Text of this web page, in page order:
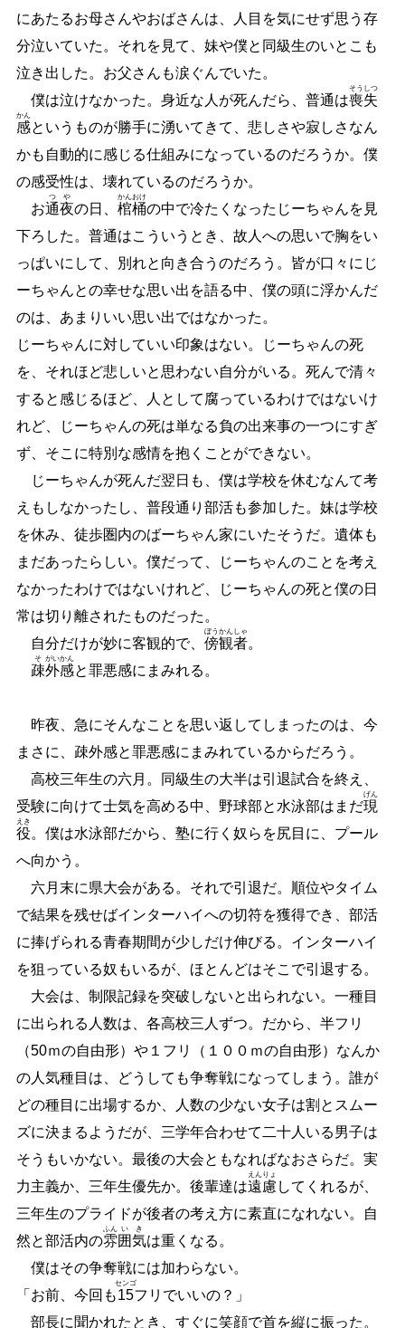
にあたるお母さんやおばさんは、人目を気にせず思う存
分泣いていた。それを見て、妹や僕と同級生のいとこも
泣き出した。お父さんも涙ぐんでいた。
僕は泣けなかった。身近な人が死んだら、普通は喪
そう
失
しつ
感
かん
というものが勝手に湧いてきて、悲しさや寂しさなん
かも自動的に感じる仕組みになっているのだろうか。僕
の感受性は、壊れているのだろうか。
お通夜
つや
の日、 棺
かん
桶
おけ
の中で冷たくなったじーちゃんを見
下ろした。普通はこういうとき、故人への思いで胸をい
っぱいにして、別れと向き合うのだろう。皆が口々にじ
ーちゃんとの幸せな思い出を語る中、僕の頭に浮かんだ
のは、あまりいい思い出ではなかった。
じーちゃんに対していい印象はない。じーちゃんの死
を、それほど悲しいと思わない自分がいる。死んで清々
すると感じるほど、人として腐っているわけではないけ
れど、じーちゃんの死は単なる負の出来事の一つにすぎ
ず、そこに特別な感情を抱くことができない。
じーちゃんが死んだ翌日も、僕は学校を休むなんて考
えもしなかったし、普段通り部活も参加した。妹は学校
を休み、徒歩圏内のばーちゃん家にいたそうだ。遺体も
まだあったらしい。僕だって、じーちゃんのことを考え
なかったわけではないけれど、じーちゃんの死と僕の日
常は切り離されたものだった。
自分だけが妙に客観的で、 傍
ぼう
観
かん
者
しゃ
。
疎
そ
外
がい
感
かん
と罪悪感にまみれる。
昨夜、急にそんなことを思い返してしまったのは、今
まさに、疎外感と罪悪感にまみれているからだろう。
高校三年生の六月。同級生の大半は引退試合を終え、
受験に向けて士気を高める中、野球部と水泳部はまだ現
げん
役
えき
。僕は水泳部だから、塾に行く奴らを尻目に、プール
へ向かう。
六月末に県大会がある。それで引退だ。順位やタイム
で結果を残せばインターハイへの切符を獲得でき、部活
に捧げられる青春期間が少しだけ伸びる。インターハイ
を狙っている奴もいるが、ほとんどはそこで引退する。
大会は、制限記録を突破しないと出られない。一種目
に出られる人数は、各高校三人ずつ。だから、半フリ
（50ｍの自由形）や１フリ（１００ｍの自由形）なんか
の人気種目は、どうしても争奪戦になってしまう。誰が
どの種目に出場するか、人数の少ない女子は割とスムー
ズに決まるようだが、三学年合わせて二十人いる男子は
そうもいかない。最後の大会ともなればなおさらだ。実
力主義か、三年生優先か。後輩達は遠
えん
慮
りょ
してくれるが、
三年生のプライドが後者の考え方に素直になれない。自
然と部活内の雰
ふん
囲
い
気
き
は重くなる。
僕はその争奪戦には加わらない。
「お前、今回も15
センゴ
フリでいいの？」
部長に聞かれたとき、すぐに笑顔で首を縦に振った。